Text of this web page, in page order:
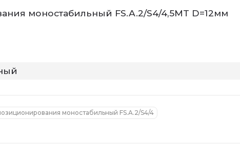
моностабильный FS.A.2/S4/4,5MT D=12мм
моностабильный FS.A.2/S4/4